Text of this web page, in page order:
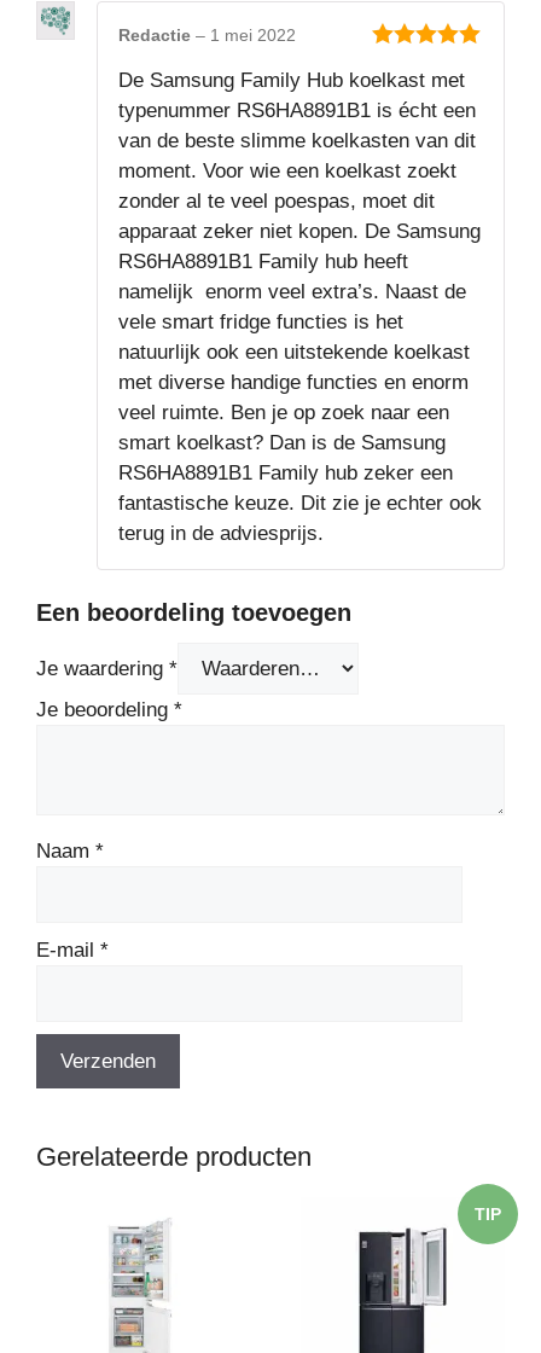
Redactie – 1 mei 2022
De Samsung Family Hub koelkast met
typenummer RS6HA8891B1 is écht een
van de beste slimme koelkasten van dit
moment. Voor wie een koelkast zoekt
zonder al te veel poespas, moet dit
apparaat zeker niet kopen. De Samsung
RS6HA8891B1 Family hub heeft
namelijk enorm veel extra’s. Naast de
vele smart fridge functies is het
natuurlijk ook een uitstekende koelkast
met diverse handige functies en enorm
veel ruimte. Ben je op zoek naar een
smart koelkast? Dan is de Samsung
RS6HA8891B1 Family hub zeker een
fantastische keuze. Dit zie je echter ook
terug in de adviesprijs.
Een beoordeling toevoegen
Je waardering *
Je beoordeling *
Naam *
E-mail *
Gerelateerde producten
TIP